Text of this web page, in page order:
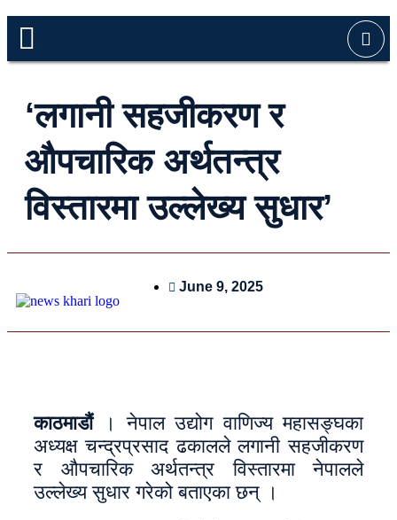
‘लगानी सहजीकरण र
औपचारिक अर्थतन्त्र
विस्तारमा उल्लेख्य सुधार’
June 9, 2025
काठमाडौं
। नेपाल उद्योग वाणिज्य महासङ्घका
अध्यक्ष चन्द्रप्रसाद ढकालले लगानी सहजीकरण
र औपचारिक अर्थतन्त्र विस्तारमा नेपालले
उल्लेख्य सुधार गरेको बताएका छन् ।